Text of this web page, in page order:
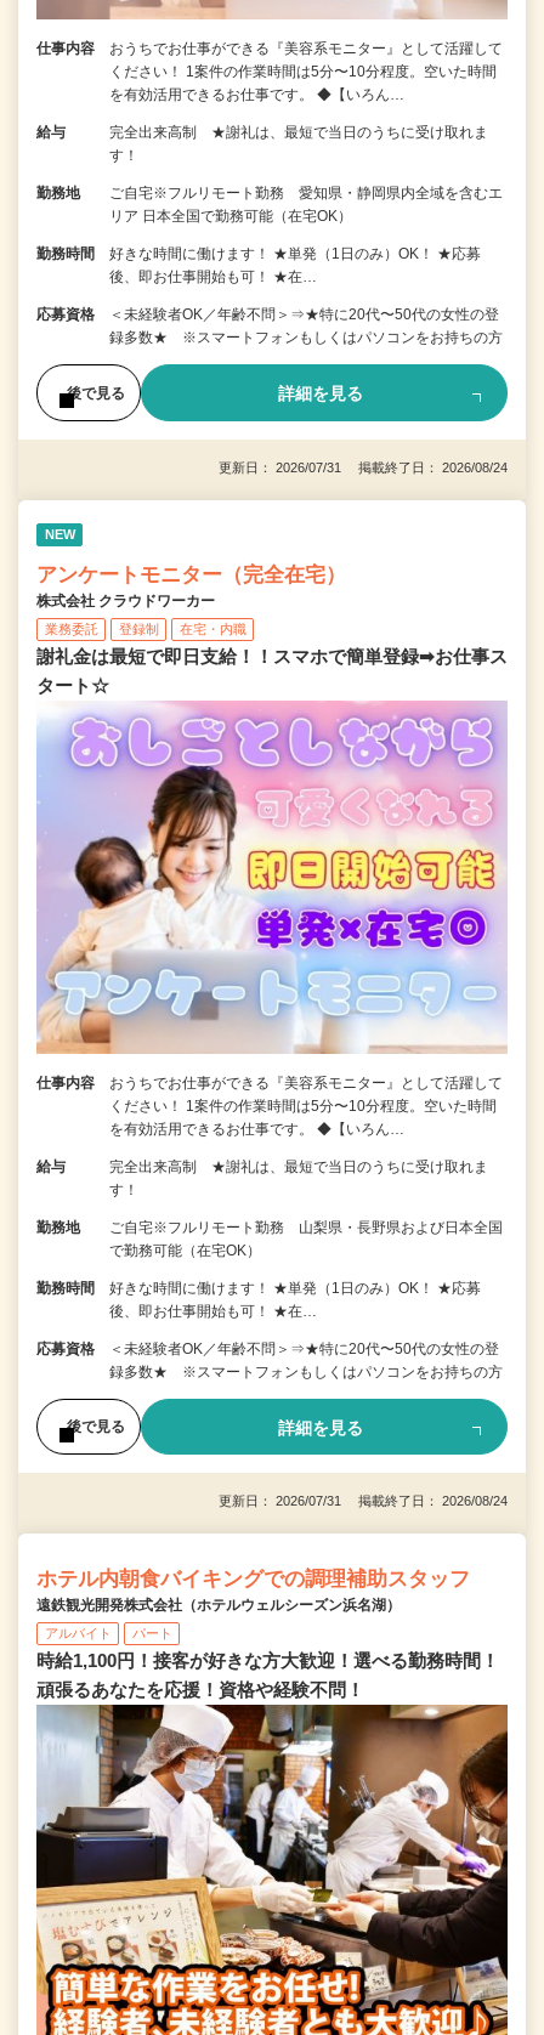
仕事内容
おうちでお仕事ができる『美容系モニター』として活躍して
ください！ 1案件の作業時間は5分〜10分程度。空いた時間
を有効活用できるお仕事です。 ◆【いろん…
給与
完全出来高制 ★謝礼は、最短で当日のうちに受け取れま
す！
勤務地
ご自宅※フルリモート勤務 愛知県・静岡県内全域を含むエ
リア 日本全国で勤務可能（在宅OK）
勤務時間
好きな時間に働けます！ ★単発（1日のみ）OK！ ★応募
後、即お仕事開始も可！ ★在…
応募資格
＜未経験者OK／年齢不問＞⇒★特に20代〜50代の女性の登
録多数★ ※スマートフォンもしくはパソコンをお持ちの方
後で見る 詳細を見る
更新日： 2026/07/31 掲載終了日： 2026/08/24
NEW
アンケートモニター（完全在宅）
株式会社 クラウドワーカー
業務委託 登録制 在宅・内職
謝礼金は最短で即日支給！！スマホで簡単登録➡お仕事ス
タート☆
仕事内容
おうちでお仕事ができる『美容系モニター』として活躍して
ください！ 1案件の作業時間は5分〜10分程度。空いた時間
を有効活用できるお仕事です。 ◆【いろん…
給与
完全出来高制 ★謝礼は、最短で当日のうちに受け取れま
す！
勤務地
ご自宅※フルリモート勤務 山梨県・長野県および日本全国
で勤務可能（在宅OK）
勤務時間
好きな時間に働けます！ ★単発（1日のみ）OK！ ★応募
後、即お仕事開始も可！ ★在…
応募資格
＜未経験者OK／年齢不問＞⇒★特に20代〜50代の女性の登
録多数★ ※スマートフォンもしくはパソコンをお持ちの方
後で見る 詳細を見る
更新日： 2026/07/31 掲載終了日： 2026/08/24
ホテル内朝食バイキングでの調理補助スタッフ
遠鉄観光開発株式会社（ホテルウェルシーズン浜名湖）
アルバイト パート
時給1,100円！接客が好きな方大歓迎！選べる勤務時間！
頑張るあなたを応援！資格や経験不問！